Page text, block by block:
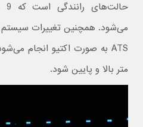
متر بالا و پایین شود.